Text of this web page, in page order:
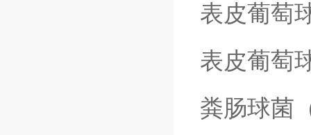
表皮葡萄
表皮葡萄
粪肠球菌